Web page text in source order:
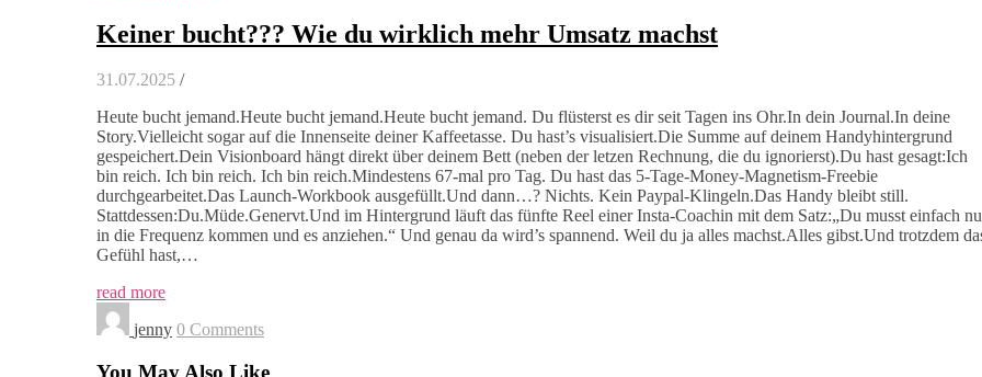
Keiner bucht??? Wie du wirklich mehr Umsatz machst
31.07.2025 /
Heute bucht jemand.Heute bucht jemand.Heute bucht jemand. Du flüsterst es dir seit Tagen ins Ohr.In dein Journal.In deine
Story.Vielleicht sogar auf die Innenseite deiner Kaffeetasse. Du hast’s visualisiert.Die Summe auf deinem Handyhintergrund
gespeichert.Dein Visionboard hängt direkt über deinem Bett (neben der letzen Rechnung, die du ignorierst).Du hast gesagt:Ich
bin reich. Ich bin reich. Ich bin reich.Mindestens 67-mal pro Tag. Du hast das 5-Tage-Money-Magnetism-Freebie
durchgearbeitet.Das Launch-Workbook ausgefüllt.Und dann…? Nichts. Kein Paypal-Klingeln.Das Handy bleibt still.
Stattdessen:Du.Müde.Genervt.Und im Hintergrund läuft das fünfte Reel einer Insta-Coachin mit dem Satz:„Du musst einfach
in die Frequenz kommen und es anziehen.“ Und genau da wird’s spannend. Weil du ja alles machst.Alles gibst.Und trotzdem
Gefühl hast,…
read more
jenny 0 Comments
You May Also Like